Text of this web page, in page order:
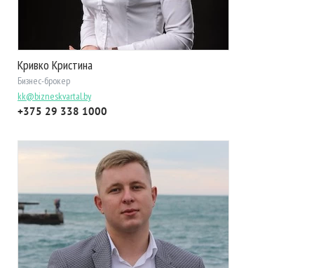
Кривко Кристина
Бизнес-брокер
kk@bizneskvartal.by
+375 29 338 1000